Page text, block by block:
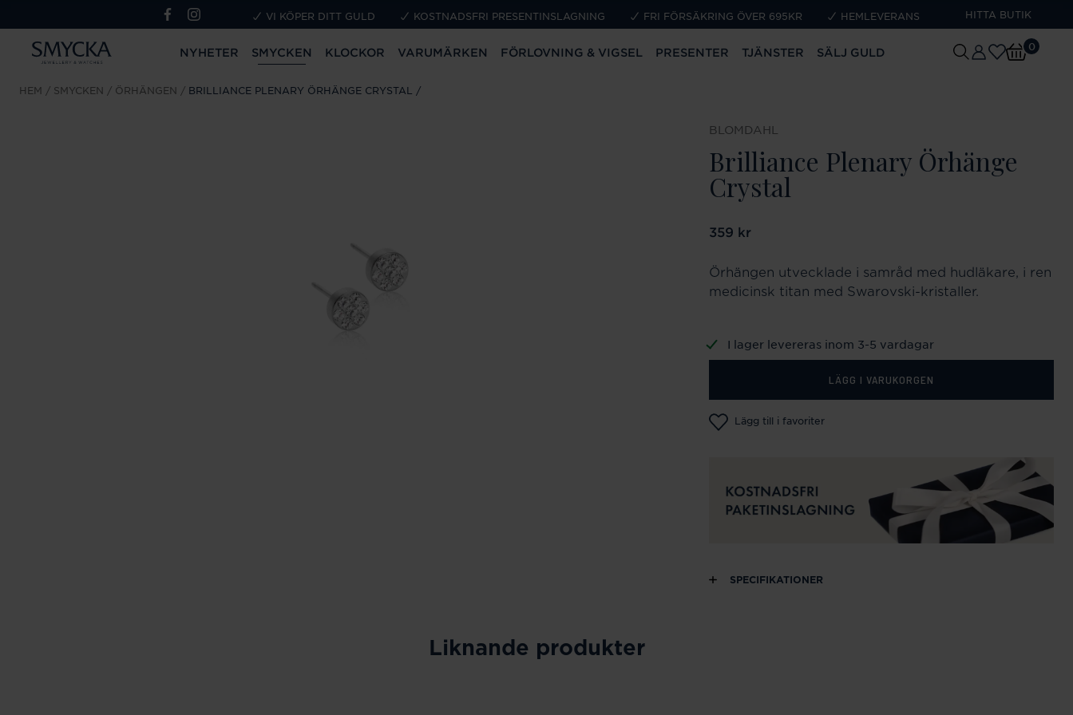
VI KÖPER DITT GULD KOSTNADSFRI PRESENTINSLAGNING FRI FÖRSÄKRING ÖVER 695KR HEMLEVERANS HITTA BUTIK
NYHETER SMYCKEN KLOCKOR VARUMÄRKEN FÖRLOVNING & VIGSEL PRESENTER TJÄNSTER SÄLJ GULD 0
HEM SMYCKEN ÖRHÄNGEN BRILLIANCE PLENARY ÖRHÄNGE CRYSTAL
BLOMDAHL
Brilliance Plenary Örhänge
Crystal
Pris :359 kr
359 kr
Örhängen utvecklade i samråd med hudläkare, i ren
medicinsk titan med Swarovski-kristaller.
I lager levereras inom 3-5 vardagar
LÄGG I VARUKORGEN
Lägg till i favoriter
SPECIFIKATIONER
Liknande produkter